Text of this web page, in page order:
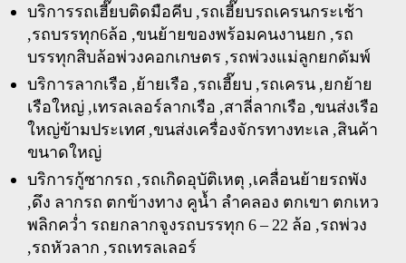
บริการรถเฮี๊ยบติดมือคีบ ,รถเฮี๊ยบรถเครนกระเช้า
,รถบรรทุก6ล้อ ,ขนย้ายของพร้อมคนงานยก ,รถ
บรรทุกสิบล้อพ่วงคอกเกษตร ,รถพ่วงแม่ลูกยกดัมพ์
บริการลากเรือ ,ย้ายเรือ ,รถเฮี๊ยบ ,รถเครน ,ยกย้าย
เรือใหญ่ ,เทรลเลอร์ลากเรือ ,สาลี่ลากเรือ ,ขนส่งเรือ
ใหญ่ข้ามประเทศ ,ขนส่งเครื่องจักรทางทะเล ,สินค้า
ขนาดใหญ่
บริการกู้ซากรถ ,รถเกิดอุบัติเหตุ ,เคลื่อนย้ายรถพัง
,ดึง ลากรถ ตกข้างทาง คูน้ำ ลำคลอง ตกเขา ตกเหว
พลิกคว่ำ รถยกลากจูงรถบรรทุก 6 – 22 ล้อ ,รถพ่วง
,รถหัวลาก ,รถเทรลเลอร์